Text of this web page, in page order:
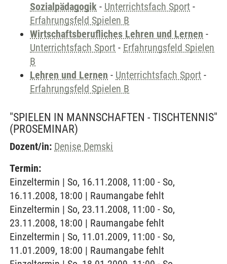
Sozialpädagogik - Unterrichtsfach Sport -
Erfahrungsfeld Spielen B
Wirtschaftsberufliches Lehren und Lernen -
Unterrichtsfach Sport - Erfahrungsfeld Spielen
B
Lehren und Lernen - Unterrichtsfach Sport -
Erfahrungsfeld Spielen B
"SPIELEN IN MANNSCHAFTEN - TISCHTENNIS"
(PROSEMINAR)
Dozent/in: Denise Demski
Termin:
Einzeltermin | So, 16.11.2008, 11:00 - So,
16.11.2008, 18:00 | Raumangabe fehlt
Einzeltermin | So, 23.11.2008, 11:00 - So,
23.11.2008, 18:00 | Raumangabe fehlt
Einzeltermin | So, 11.01.2009, 11:00 - So,
11.01.2009, 18:00 | Raumangabe fehlt